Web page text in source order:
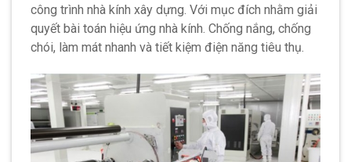
công trình nhà kính xây dựng. Với mục đích nhằm giải
quyết bài toán hiệu ứng nhà kính. Chống nắng, chống
chói, làm mát nhanh và tiết kiệm điện năng tiêu thụ.